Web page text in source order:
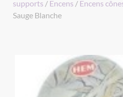
supports / Encens / Encens
Sauge Blanche